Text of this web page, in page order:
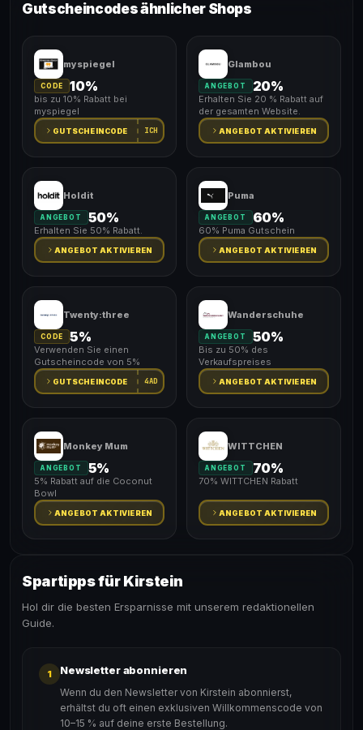
Gutscheincodes ähnlicher Shops
myspiegel
CODE 10%
bis zu 10% Rabatt bei
myspiegel
GUTSCHEINCODE ICH
Glambou
ANGEBOT 20%
Erhalten Sie 20 % Rabatt auf
der gesamten Website.
ANGEBOT AKTIVIEREN
Holdit
ANGEBOT 50%
Erhalten Sie 50% Rabatt.
ANGEBOT AKTIVIEREN
Puma
ANGEBOT 60%
60% Puma Gutschein
ANGEBOT AKTIVIEREN
Twenty:three
CODE 5%
Verwenden Sie einen
Gutscheincode von 5%
GUTSCHEINCODE 4AD
Wanderschuhe
ANGEBOT 50%
Bis zu 50% des
Verkaufspreises
ANGEBOT AKTIVIEREN
Monkey Mum
ANGEBOT 5%
5% Rabatt auf die Coconut
Bowl
ANGEBOT AKTIVIEREN
WITTCHEN
ANGEBOT 70%
70% WITTCHEN Rabatt
ANGEBOT AKTIVIEREN
Spartipps für Kirstein
Hol dir die besten Ersparnisse mit unserem redaktionellen
Guide.
1 Newsletter abonnieren
Wenn du den Newsletter von Kirstein abonnierst,
erhältst du oft einen exklusiven Willkommenscode von
10–15 % auf deine erste Bestellung.